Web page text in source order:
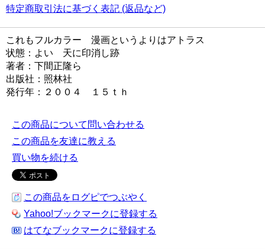
特定商取引法に基づく表記 (返品など)
これもフルカラー 漫画というよりはアトラス
状態：よい 天に印消し跡
著者：下間正隆ら
出版社：照林社
発行年：２００４ １５ｔｈ
この商品について問い合わせる
この商品を友達に教える
買い物を続ける
この商品をログピでつぶやく
Yahoo!ブックマークに登録する
はてなブックマークに登録する